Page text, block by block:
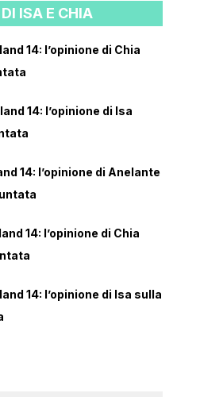
ISA E CHIA
14: l’opinione di Chia
14: l’opinione di Isa
14: l’opinione di Anelante
14: l’opinione di Chia
14: l’opinione di Isa sulla